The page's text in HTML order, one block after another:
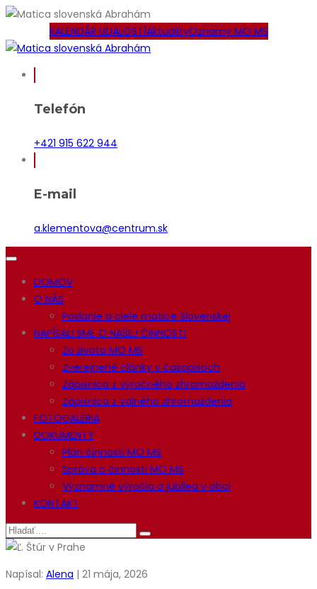
KALENDÁR UDALOSTÍAktualityOznamy MO MS
Telefón
+421 915 622 944
E-mail
a.klementova@centrum.sk
DOMOV
O NÁS
Poslanie a ciele matice Slovenskej
NAPÍSALI SME O NAŠEJ ČINNOSTI
Zo života MO MS
Zverejnené články v časopisoch
Zápisnica z výročného zhromaždenia
Zápisnica z valného zhromaždenia
FOTOGALÉRIA
DOKUMENTY
Plán činnosti MO MS
Správa o činnosti MO MS
Významné výročia a jubilea v obci
KONTAKT
Napísal: Alena | 21 mája, 2026